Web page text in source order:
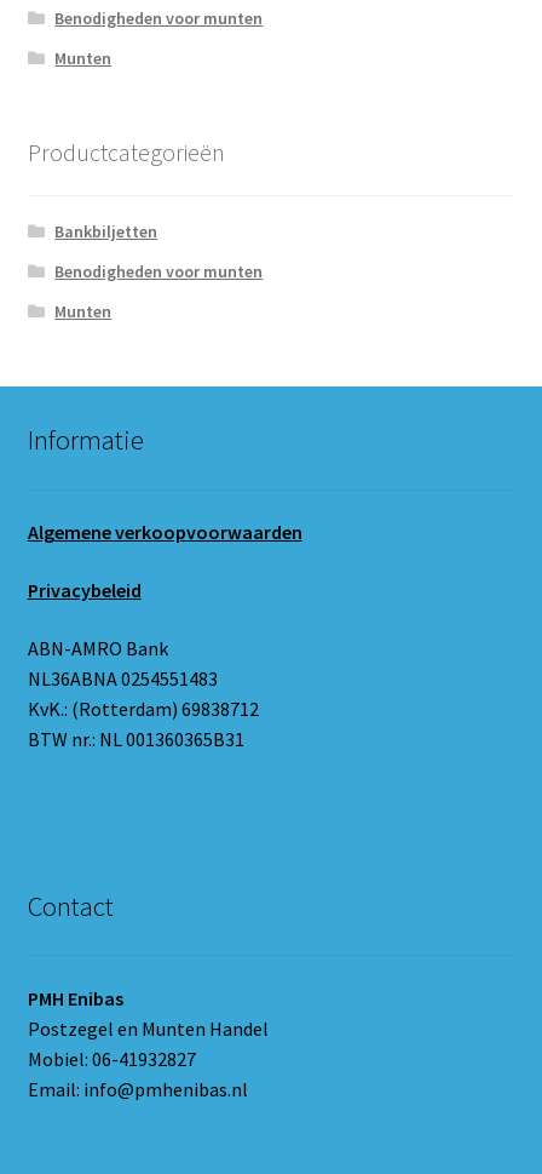
Benodigheden voor munten
Munten
Productcategorieën
Bankbiljetten
Benodigheden voor munten
Munten
Informatie
Algemene verkoopvoorwaarden
Privacybeleid
ABN-AMRO Bank
NL36ABNA 0254551483
KvK.: (Rotterdam) 69838712
BTW nr.: NL 001360365B31
Contact
PMH Enibas
Postzegel en Munten Handel
Mobiel: 06-41932827
Email: info@pmhenibas.nl